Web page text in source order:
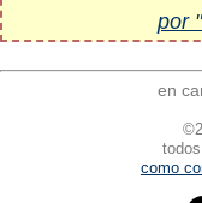
por
en
como